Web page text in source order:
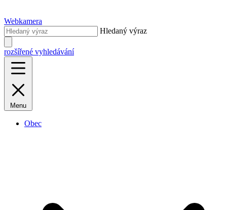
Webkamera
Hledaný výraz
rozšířené vyhledávání
Menu
Obec